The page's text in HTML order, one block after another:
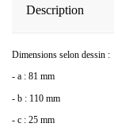
Description
Dimensions selon dessin :
- a : 81 mm
- b : 110 mm
- c : 25 mm